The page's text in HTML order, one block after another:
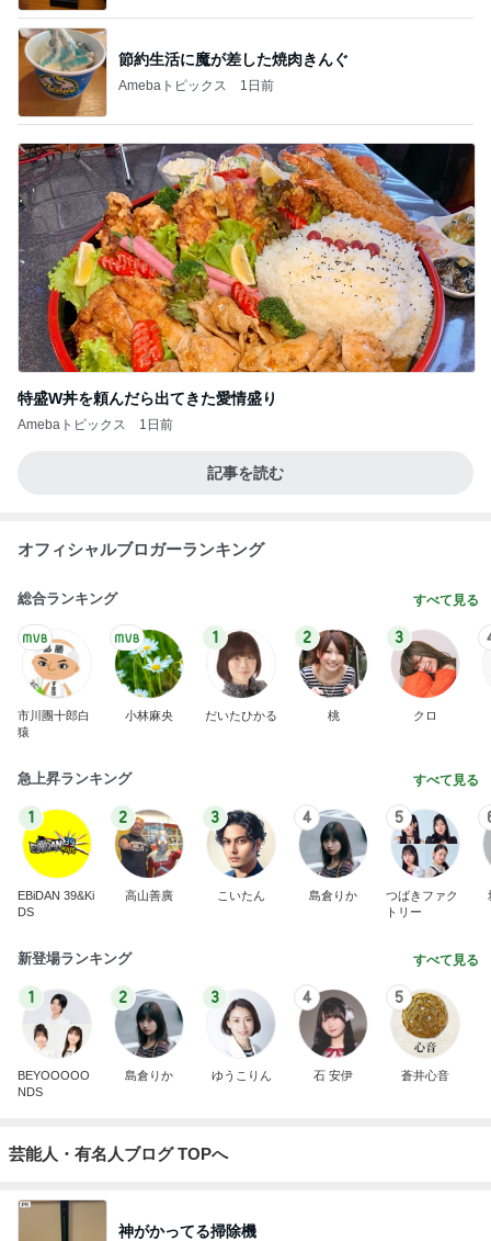
節約生活に魔が差した焼肉きんぐ
Amebaトピックス 1日前
特盛W丼を頼んだら出てきた愛情盛り
Amebaトピックス 1日前
記事を読む
オフィシャルブロガーランキング
総合ランキング すべて見る
市川團十郎白
猿
小林麻央
1
だいたひかる
2
桃
3
クロ
急上昇ランキング すべて見る
1
EBiDAN 39&Ki
DS
2
高山善廣
3
こいたん
4
島倉りか
5
つばきファク
トリー
新登場ランキング すべて見る
1
BEYOOOOO
NDS
2
島倉りか
3
ゆうこりん
4
石 安伊
5
蒼井心音
芸能人・有名人ブログ TOPへ
神がかってる掃除機